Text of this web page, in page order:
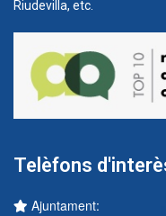
Riudevilla, etc.
Telèfons
Ajuntament: